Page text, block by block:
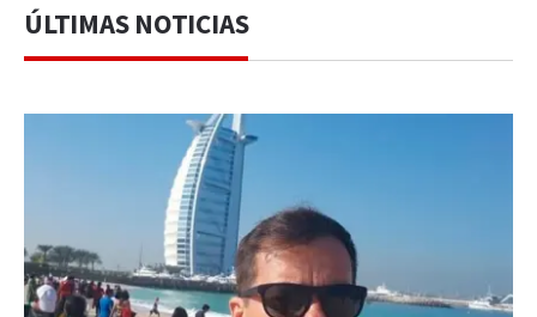
ÚLTIMAS NOTICIAS